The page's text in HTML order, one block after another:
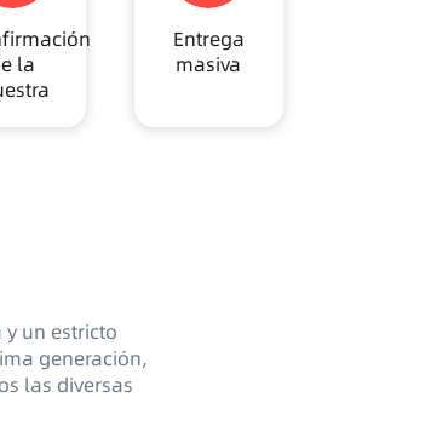
la
Entrega
masiva
y un estricto
generación,
las diversas